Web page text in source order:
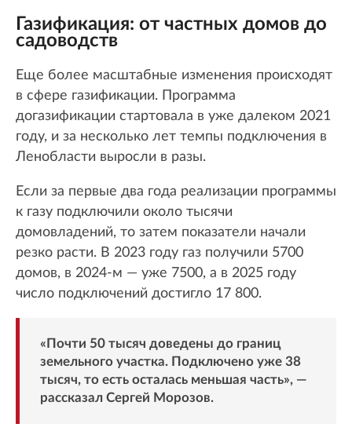
Газификация: от частных домов до
садоводств
Еще более масштабные изменения происходят
в сфере газификации. Программа
догазификации стартовала в уже далеком 2021
году, и за несколько лет темпы подключения в
Ленобласти выросли в разы.
Если за первые два года реализации программы
к газу подключили около тысячи
домовладений, то затем показатели начали
резко расти. В 2023 году газ получили 5700
домов, в 2024-м — уже 7500, а в 2025 году
число подключений достигло 17 800.
«Почти 50 тысяч доведены до границ
земельного участка. Подключено уже 38
тысяч, то есть осталась меньшая часть», —
рассказал Сергей Морозов.